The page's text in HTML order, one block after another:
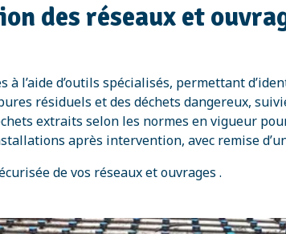
des réseaux et
à l’aide d’outils spécialisés, permettant
résiduels et des déchets dangereux,
extraits selon les normes en vigueur
après intervention, avec remise
de vos réseaux et ouvrages .